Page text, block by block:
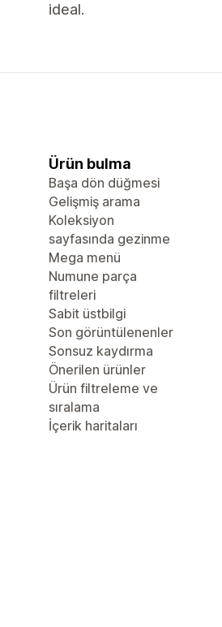
ideal.
Ürün bulma
Başa dön düğmesi
Gelişmiş arama
Koleksiyon
sayfasında gezinme
Mega menü
Numune parça
filtreleri
Sabit üstbilgi
Son görüntülenenler
Sonsuz kaydırma
Önerilen ürünler
Ürün filtreleme ve
sıralama
İçerik haritaları